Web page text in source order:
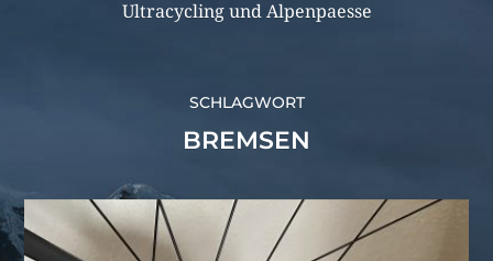
Ultracycling und Alpenpaesse
SCHLAGWORT
BREMSEN